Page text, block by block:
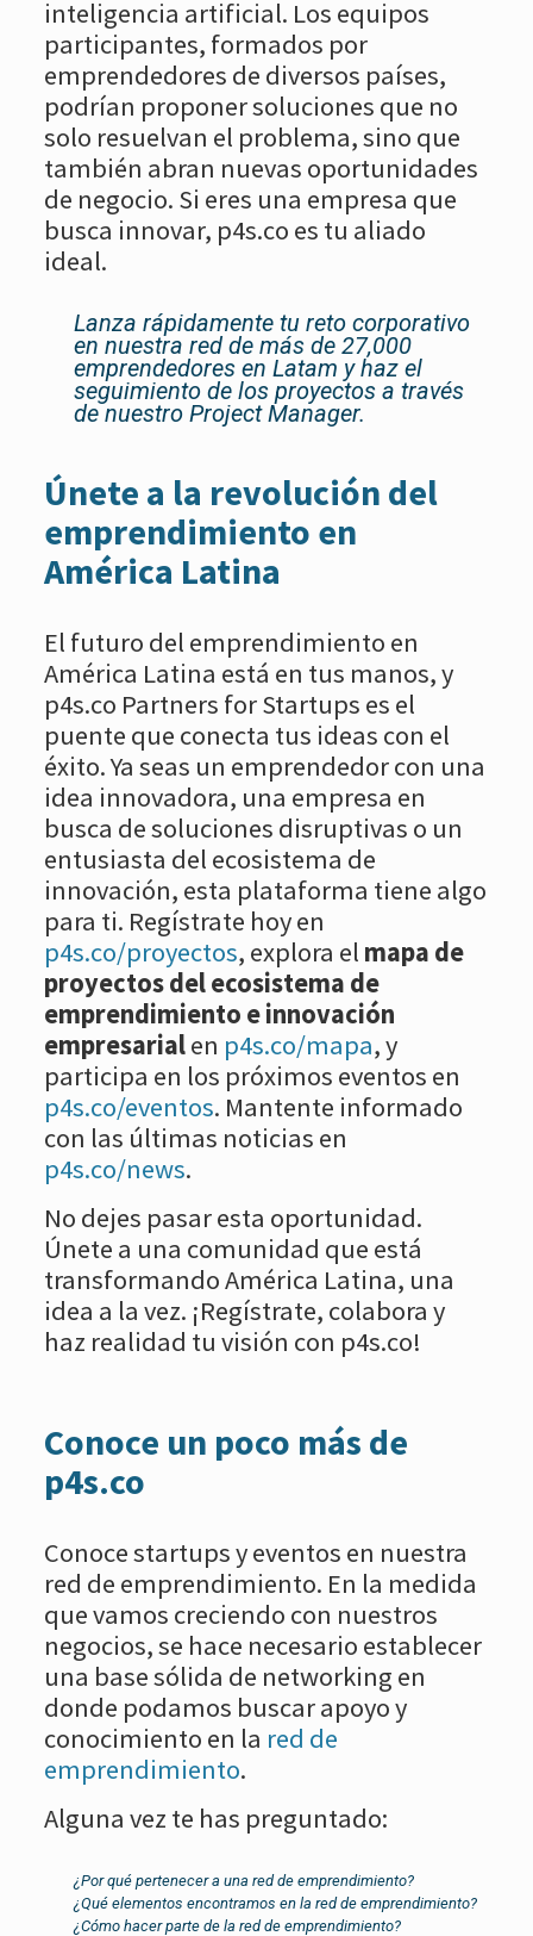
inteligencia artificial. Los equipos
participantes, formados por
emprendedores de diversos países,
podrían proponer soluciones que no
solo resuelvan el problema, sino que
también abran nuevas oportunidades
de negocio. Si eres una empresa que
busca innovar, p4s.co es tu aliado
ideal.
Lanza rápidamente tu reto corporativo
en nuestra red de más de 27,000
emprendedores en Latam y haz el
seguimiento de los proyectos a través
de nuestro Project Manager.
Únete a la revolución del
emprendimiento en
América Latina
El futuro del emprendimiento en
América Latina está en tus manos, y
p4s.co Partners for Startups es el
puente que conecta tus ideas con el
éxito. Ya seas un emprendedor con una
idea innovadora, una empresa en
busca de soluciones disruptivas o un
entusiasta del ecosistema de
innovación, esta plataforma tiene algo
para ti. Regístrate hoy en
p4s.co/proyectos, explora el mapa de
proyectos del ecosistema de
emprendimiento e innovación
empresarialen p4s.co/mapa, y
participa en los próximos eventos en
p4s.co/eventos. Mantente informado
con las últimas noticias en
p4s.co/news.
No dejes pasar esta oportunidad.
Únete a una comunidad que está
transformando América Latina, una
idea a la vez. ¡Regístrate, colabora y
haz realidad tu visión con p4s.co!
Conoce un poco más de
p4s.co
Conoce startups y eventos en nuestra
red de emprendimiento. En la medida
que vamos creciendo con nuestros
negocios, se hace necesario establecer
una base sólida de networking en
donde podamos buscar apoyo y
conocimiento en la red de
emprendimiento.
Alguna vez te has preguntado:
¿Por qué pertenecer a una red de emprendimiento?
¿Qué elementos encontramos en la red de emprendimiento?
¿Cómo hacer parte de la red de emprendimiento?